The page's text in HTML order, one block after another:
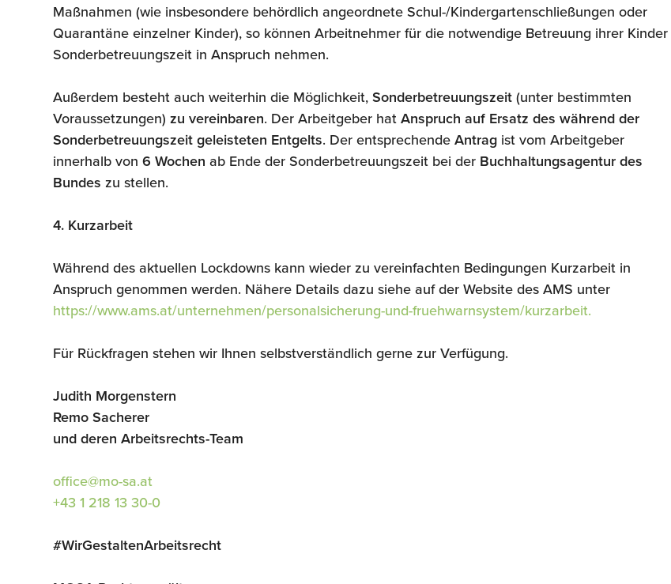
Maßnahmen (wie insbesondere behördlich angeordnete Schul-/Kindergartenschließungen oder
Quarantäne einzelner Kinder), so können Arbeitnehmer für die notwendige Betreuung ihrer Kinder
Sonderbetreuungszeit in Anspruch nehmen.
Außerdem besteht auch weiterhin die Möglichkeit,Sonderbetreuungszeit (unter bestimmten
Voraussetzungen)zu vereinbaren. Der Arbeitgeber hatAnspruch auf Ersatz des während der
Sonderbetreuungszeit geleisteten Entgelts. Der entsprechendeAntrag ist vom Arbeitgeber
innerhalb von6 Wochen ab Ende der Sonderbetreuungszeit bei der Buchhaltungsagentur des
Bundes zu stellen.
4. Kurzarbeit
Während des aktuellen Lockdowns kann wieder zu vereinfachten Bedingungen Kurzarbeit in
Anspruch genommen werden. Nähere Details dazu siehe auf der Website des AMS unter
https://www.ams.at/unternehmen/personalsicherung-und-fruehwarnsystem/kurzarbeit.
Für Rückfragen stehen wir Ihnen selbstverständlich gerne zur Verfügung.
Judith Morgenstern
Remo Sacherer
und deren Arbeitsrechts-Team
office@mo-sa.at
+43 1 218 13 30-0
#WirGestaltenArbeitsrecht